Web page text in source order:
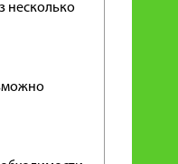
несколько